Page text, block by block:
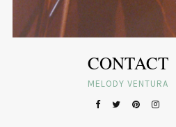
CONTACT
MELODY VENTURA